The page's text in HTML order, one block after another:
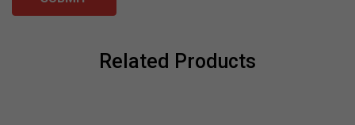
Related Products